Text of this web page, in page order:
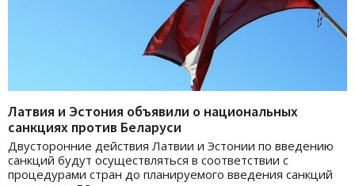
Латвия и Эстония объявили о национальных
санкциях против Беларуси
Двусторонние действия Латвии и Эстонии по введению
санкций будут осуществляться в соответствии с
процедурами стран до планируемого введения санкций